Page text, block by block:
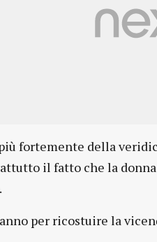
fortemente della
il fatto che la
per ricostuire la